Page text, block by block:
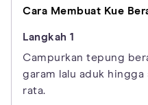
Cara Membuat Kue
Campurkan tepung
garam lalu aduk
rata.